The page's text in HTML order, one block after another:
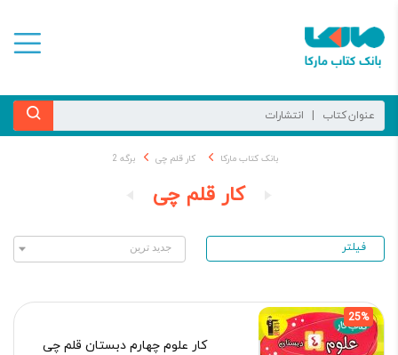
بانک کتاب مارکا کار قلم چی برگه 2
کار قلم چی
فیلتر
25%
کار علوم چهارم دبستان قلم چی